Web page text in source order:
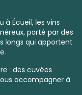
à Écueil, les vins
porté par des
longs qui apportent
: des cuvées
accompagner à